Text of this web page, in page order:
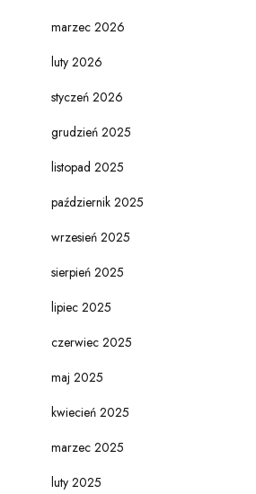
marzec 2026
luty 2026
styczeń 2026
grudzień 2025
listopad 2025
październik 2025
wrzesień 2025
sierpień 2025
lipiec 2025
czerwiec 2025
maj 2025
kwiecień 2025
marzec 2025
luty 2025